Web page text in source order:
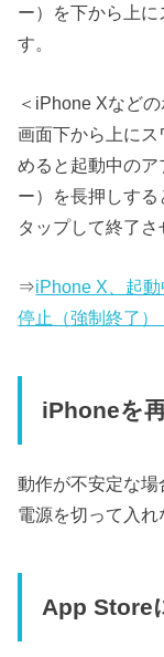
ー）を下から上
す。
＜iPhone Xなど
画面下から上に
めると起動中のア
ー）を長押しす
タップして終了さ
⇒iPhone X、起
停止（強制終了）
iPhoneを
動作が不安定な
電源を切って入れ
App Store